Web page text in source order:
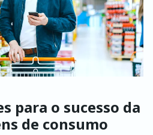
para o sucesso da
de consumo